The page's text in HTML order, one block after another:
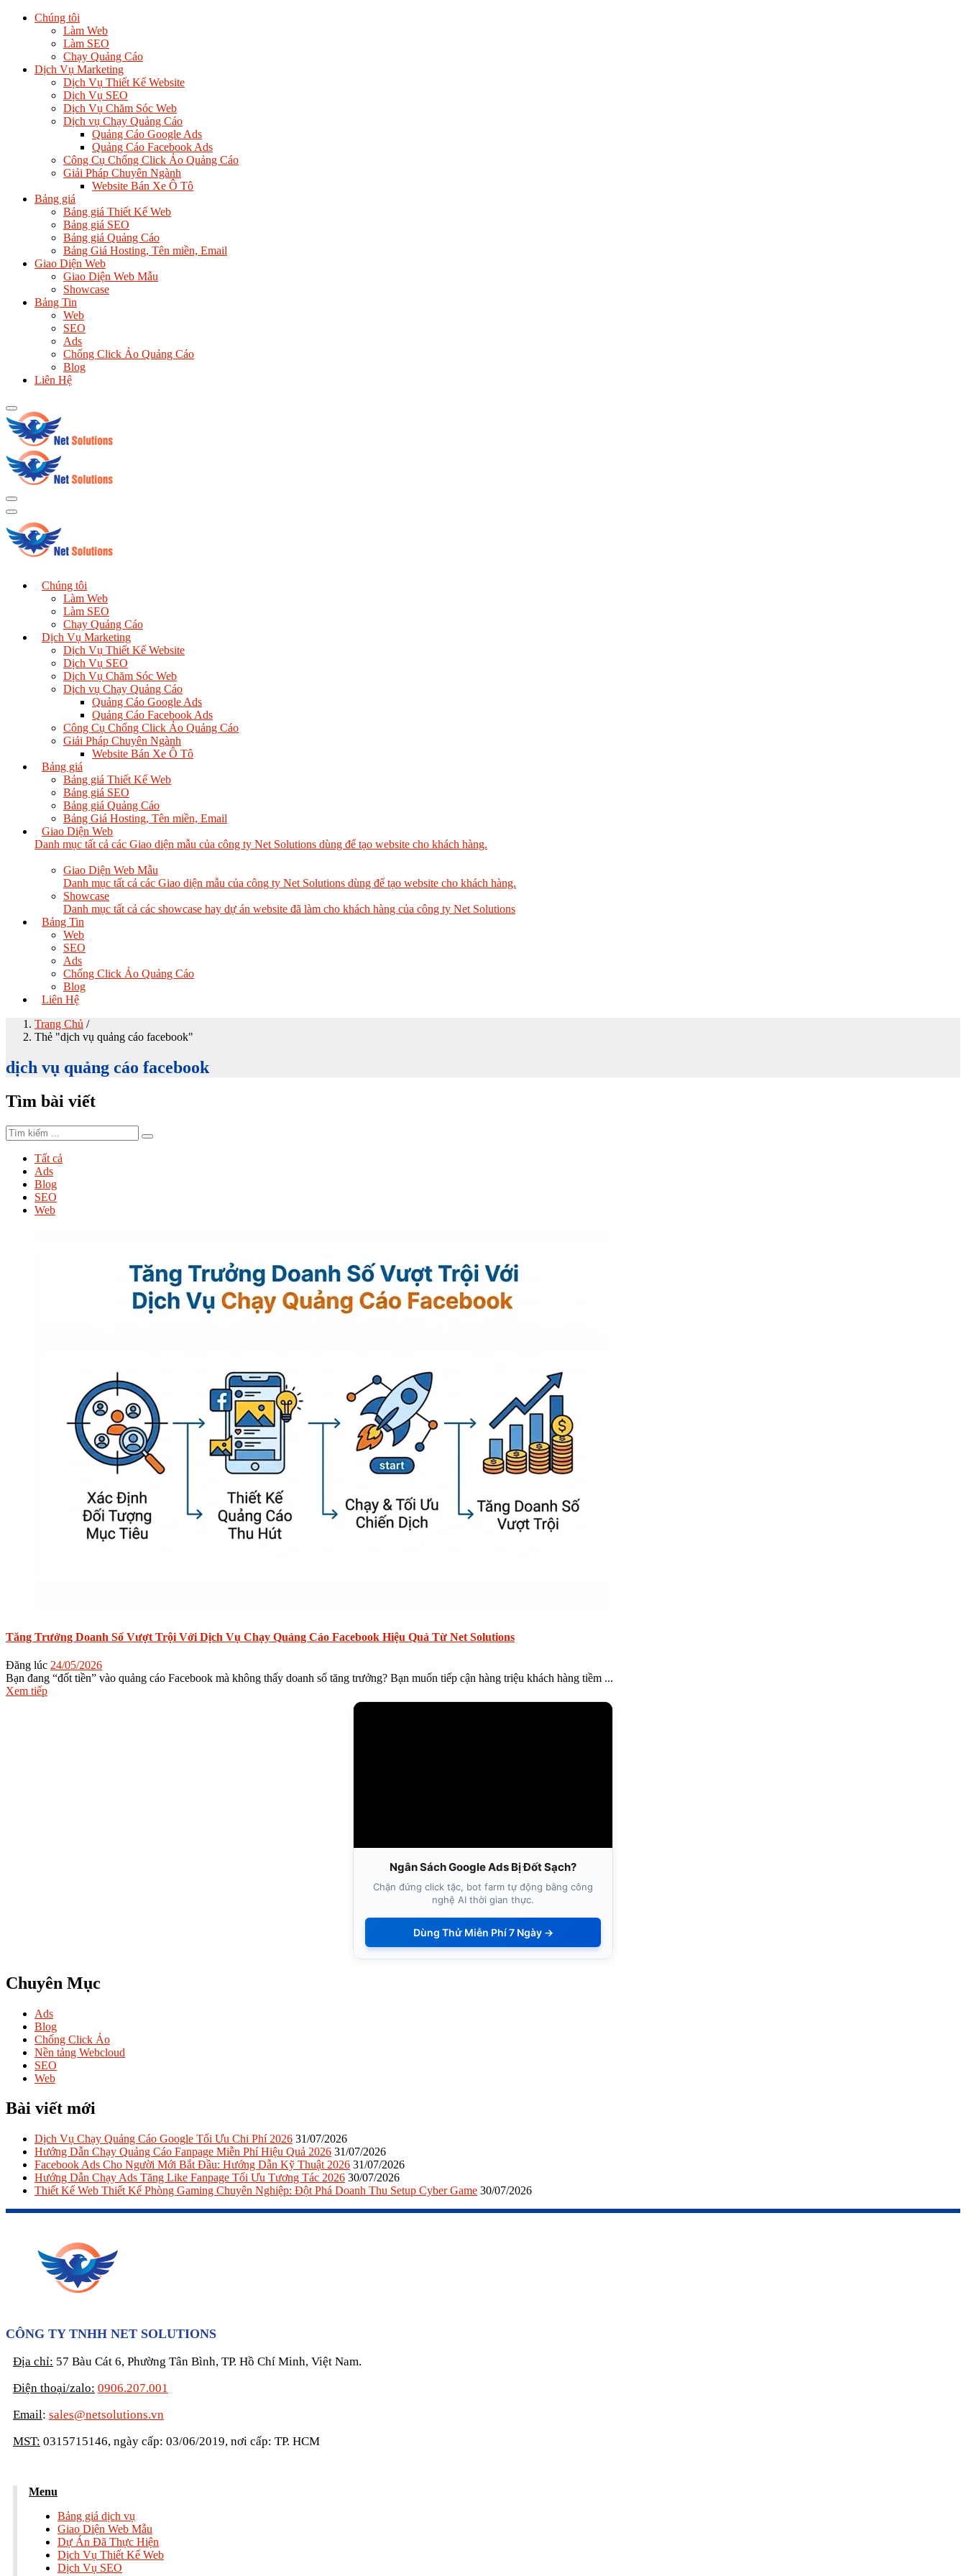
Chúng tôi
Làm Web
Làm SEO
Chạy Quảng Cáo
Dịch Vụ Marketing
Dịch Vụ Thiết Kế Website
Dịch Vụ SEO
Dịch Vụ Chăm Sóc Web
Dịch vụ Chạy Quảng Cáo
Quảng Cáo Google Ads
Quảng Cáo Facebook Ads
Công Cụ Chống Click Ảo Quảng Cáo
Giải Pháp Chuyên Ngành
Website Bán Xe Ô Tô
Bảng giá
Bảng giá Thiết Kế Web
Bảng giá SEO
Bảng giá Quảng Cáo
Bảng Giá Hosting, Tên miền, Email
Giao Diện Web
Giao Diện Web Mẫu
Showcase
Bảng Tin
Web
SEO
Ads
Chống Click Ảo Quảng Cáo
Blog
Liên Hệ
Chúng tôi
Làm Web
Làm SEO
Chạy Quảng Cáo
Dịch Vụ Marketing
Dịch Vụ Thiết Kế Website
Dịch Vụ SEO
Dịch Vụ Chăm Sóc Web
Dịch vụ Chạy Quảng Cáo
Quảng Cáo Google Ads
Quảng Cáo Facebook Ads
Công Cụ Chống Click Ảo Quảng Cáo
Giải Pháp Chuyên Ngành
Website Bán Xe Ô Tô
Bảng giá
Bảng giá Thiết Kế Web
Bảng giá SEO
Bảng giá Quảng Cáo
Bảng Giá Hosting, Tên miền, Email
Giao Diện Web
Danh mục tất cả các Giao diện mẫu của công ty Net Solutions dùng để tạo website cho khách hàng.
Giao Diện Web Mẫu
Danh mục tất cả các Giao diện mẫu của công ty Net Solutions dùng để tạo website cho khách hàng.
Showcase
Danh mục tất cả các showcase hay dự án website đã làm cho khách hàng của công ty Net Solutions
Bảng Tin
Web
SEO
Ads
Chống Click Ảo Quảng Cáo
Blog
Liên Hệ
Trang Chủ /
Thẻ "dịch vụ quảng cáo facebook"
dịch vụ quảng cáo facebook
Tìm bài viết
Tất cả
Ads
Blog
SEO
Web
Tăng Trưởng Doanh Số Vượt Trội Với Dịch Vụ Chạy Quảng Cáo Facebook Hiệu Quả Từ Net Solutions
Đăng lúc 24/05/2026
Bạn đang “đốt tiền” vào quảng cáo Facebook mà không thấy doanh số tăng trưởng? Bạn muốn tiếp cận hàng triệu khách hàng tiềm ...
Xem tiếp
Ngân Sách Google Ads Bị Đốt Sạch?
Chặn đứng click tặc, bot farm tự động bằng công
nghệ AI thời gian thực.
Dùng Thử Miễn Phí 7 Ngày →
Chuyên Mục
Ads
Blog
Chống Click Ảo
Nền tảng Webcloud
SEO
Web
Bài viết mới
Dịch Vụ Chạy Quảng Cáo Google Tối Ưu Chi Phí 2026 31/07/2026
Hướng Dẫn Chạy Quảng Cáo Fanpage Miễn Phí Hiệu Quả 2026 31/07/2026
Facebook Ads Cho Người Mới Bắt Đầu: Hướng Dẫn Kỹ Thuật 2026 31/07/2026
Hướng Dẫn Chạy Ads Tăng Like Fanpage Tối Ưu Tương Tác 2026 30/07/2026
Thiết Kế Web Thiết Kế Phòng Gaming Chuyên Nghiệp: Đột Phá Doanh Thu Setup Cyber Game 30/07/2026
CÔNG TY TNHH NET SOLUTIONS
Địa chỉ: 57 Bàu Cát 6, Phường Tân Bình, TP. Hồ Chí Minh, Việt Nam.
Điện thoại/zalo: 0906.207.001
Email: sales@netsolutions.vn
MST: 0315715146, ngày cấp: 03/06/2019, nơi cấp: TP. HCM
Menu
Bảng giá dịch vụ
Giao Diện Web Mẫu
Dự Án Đã Thực Hiện
Dịch Vụ Thiết Kế Web
Dịch Vụ SEO